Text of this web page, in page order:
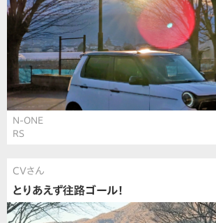
N-ONE
RS
CVさん
とりあえず往路ゴール！